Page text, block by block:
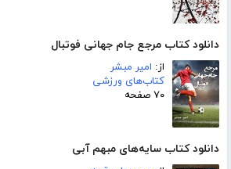
دانلود کتاب مرجع جام جهانی فوتبال
از: امیر مبشر
کتاب‌های ورزشی
۷۰ صفحه
دانلود کتاب سایه‌های مبهم آبی